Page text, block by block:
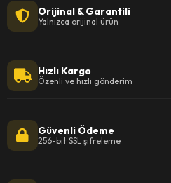
Orijinal & Garantili
Yalnızca orijinal ürün
Hızlı Kargo
Özenli ve hızlı gönderim
Güvenli Ödeme
256-bit SSL şifreleme